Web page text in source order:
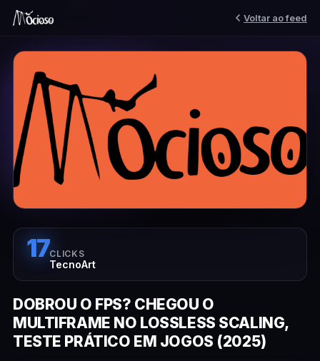
Voltar ao feed
17CLICKS
TecnoArt
DOBROU O FPS? CHEGOU O
MULTIFRAME NO LOSSLESS SCALING,
TESTE PRÁTICO EM JOGOS (2025)